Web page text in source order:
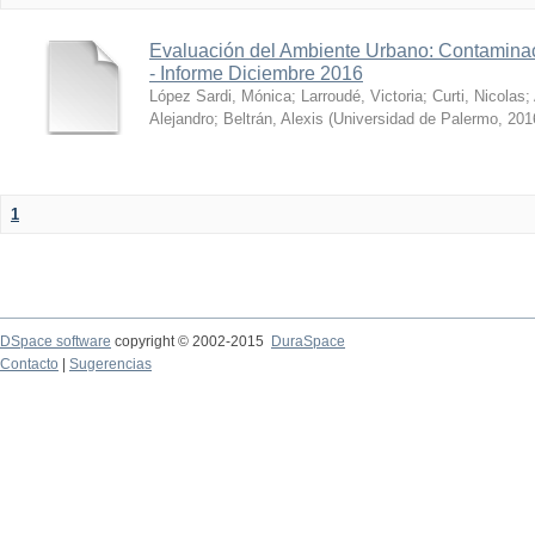
Evaluación del Ambiente Urbano:
- Informe Diciembre 2016
López Sardi, Mónica; Larroudé, Victoria; Curti, Nicolas;
Alejandro; Beltrán, Alexis (Universidad de Palermo,
1
DSpace software copyright © 2002-2015
DuraSpace
Contacto
Sugerencias